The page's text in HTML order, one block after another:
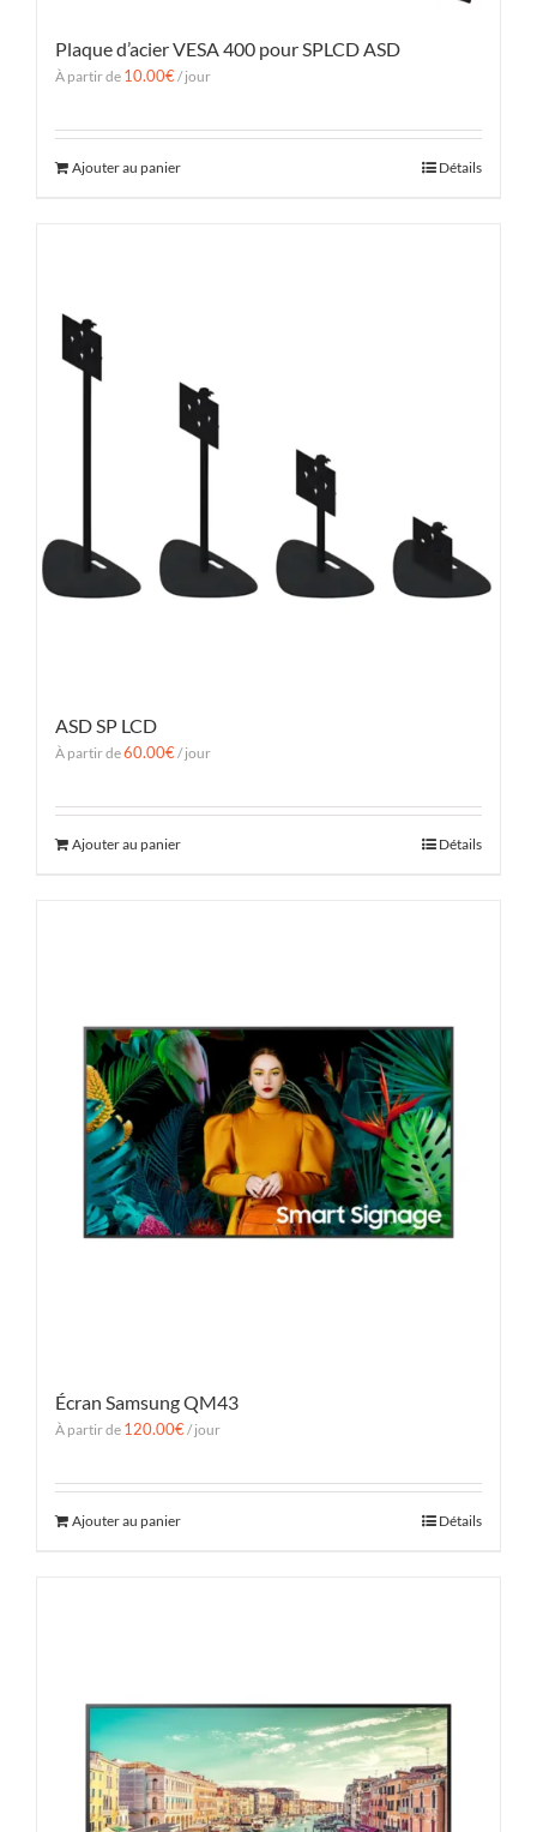
Plaque d’acier VESA 400 pour SPLCD ASD
À partir de 10.00€/ jour
Ajouter au panier Détails
ASD SP LCD
À partir de60.00€/ jour
Ajouter au panier Détails
Écran Samsung QM43
À partir de 120.00€/ jour
Ajouter au panier Détails